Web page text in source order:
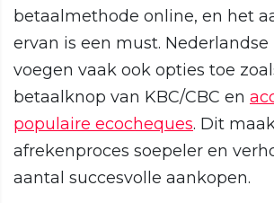
betaalmethode online, en het
ervan is een must.
voegen vaak ook opties toe
betaalknop van KBC/CBC en
populaire ecocheques. Dit
afrekenproces soepeler en
aantal succesvolle aankopen.